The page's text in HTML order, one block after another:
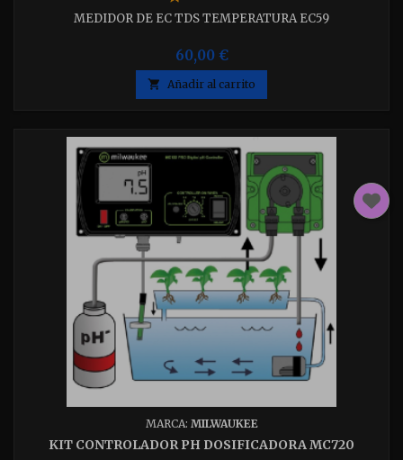
MEDIDOR DE EC TDS TEMPERATURA EC59
60,00 €
 Añadir al carrito
MARCA: MILWAUKEE
KIT CONTROLADOR PH DOSIFICADORA MC720